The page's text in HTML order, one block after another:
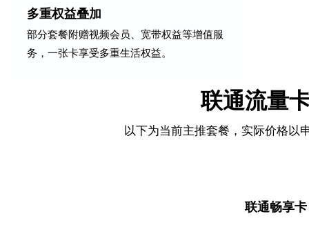
多重权益叠加
部分套餐附赠视频会员、宽带权益等增值服
务，一张卡享受多重生活权益。
联通流量
以下为当前主推套餐，实际价格以
联通畅享卡